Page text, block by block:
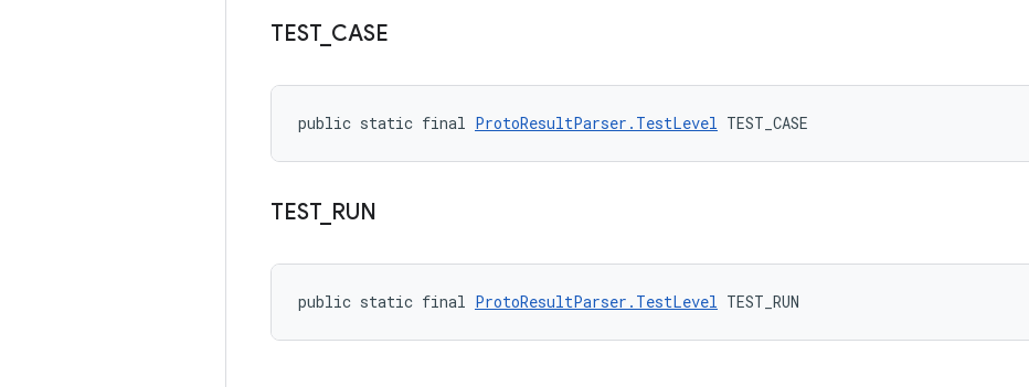
TEST_ CASE
public static final ProtoResultParser.TestLevel TEST_CASE
TEST_ RUN
public static final ProtoResultParser.TestLevel TEST_RUN